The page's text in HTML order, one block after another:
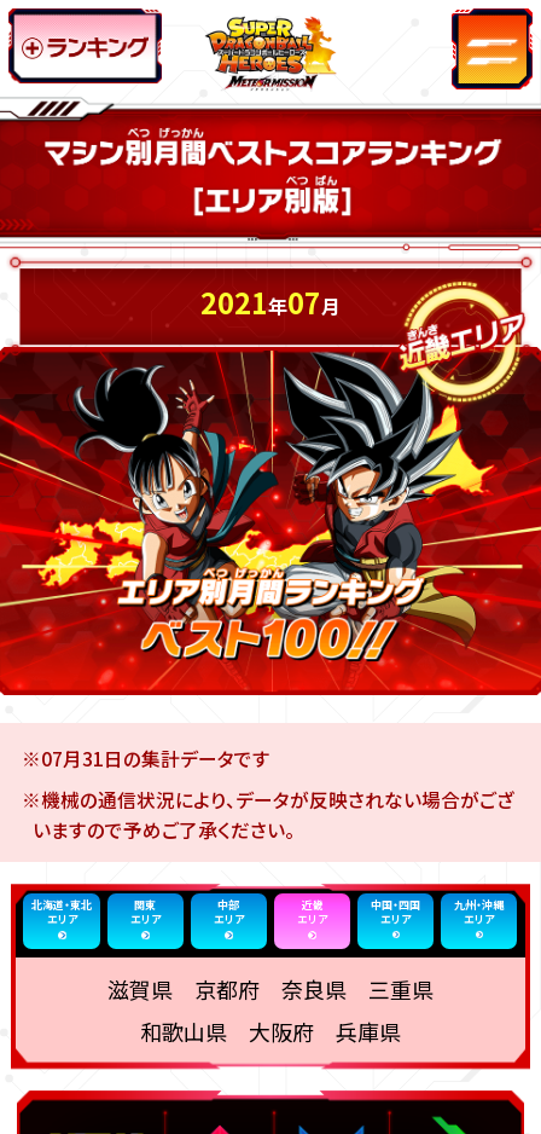
2021年07月
※07月31日の集計データです
※機械の通信状況により、データが反映されない場合がござ
いますので予めご了承ください。
北海道・東北
エリア
関東
エリア
中部
エリア
近畿
エリア
中国・四国
エリア
九州・沖縄
エリア
滋賀県 京都府 奈良県 三重県
和歌山県 大阪府 兵庫県